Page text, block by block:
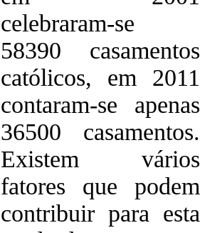
celebraram-se
58390 casamentos
católicos, em 2011
contaram-se apenas
36500 casamentos.
Existem vários
fatores que podem
contribuir para esta